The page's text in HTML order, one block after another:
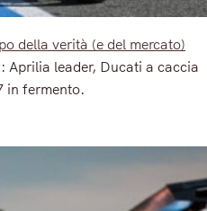
della verità (e del mercato)
Aprilia leader, Ducati a caccia
in fermento.